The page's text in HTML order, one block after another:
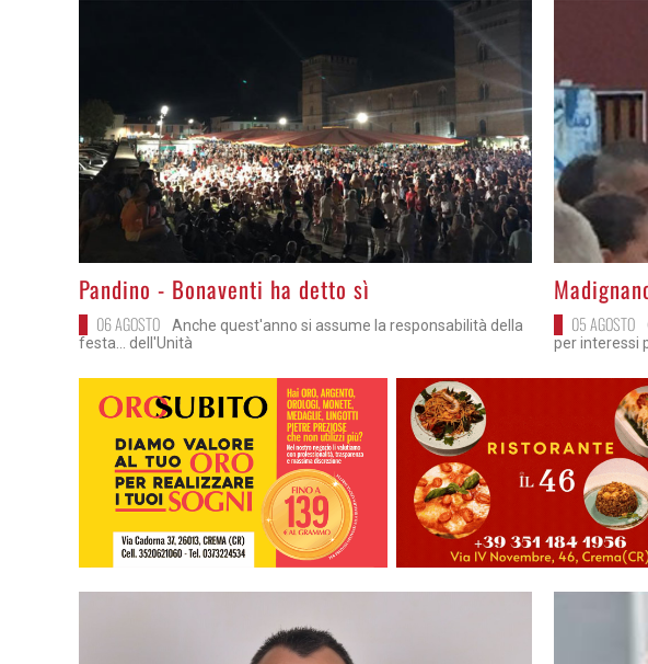
>
Pandino - Bonaventi ha detto sì
06 AGOSTO
Anche quest'anno si assume la responsabilità della
festa... dell'Unità
>
05 AGOSTO
per interessi